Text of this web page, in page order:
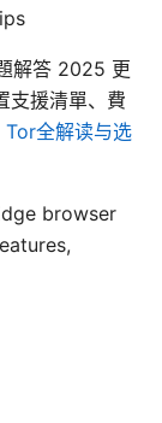
解答 2025 更
支援清單、費
全解读与选
browser